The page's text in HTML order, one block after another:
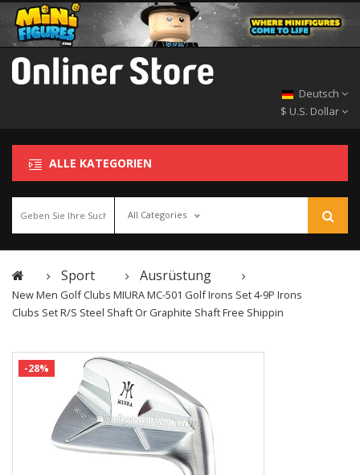
Deutsch
$ U.S. Dollar
ALLE KATEGORIEN
All Categories
Sport Ausrüstung
New Men Golf Clubs MIURA MC-501 Golf Irons Set 4-9P Irons
Clubs Set R/S Steel Shaft Or Graphite Shaft Free Shippin
-28%